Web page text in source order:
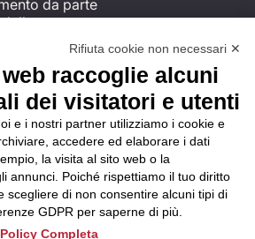
da parte
di Condotta, è
un
di
utilizzando
seguente
reclami/.
Rifiuta cookie non necessari ✕
raccoglie alcuni
dei visitatori e utenti
e i nostri partner utilizziamo i cookie e
accedere ed elaborare i dati
la visita al sito web o la
annunci. Poiché rispettiamo il tuo diritto
scegliere di non consentire alcuni tipi di
GDPR per saperne di più.
Completa